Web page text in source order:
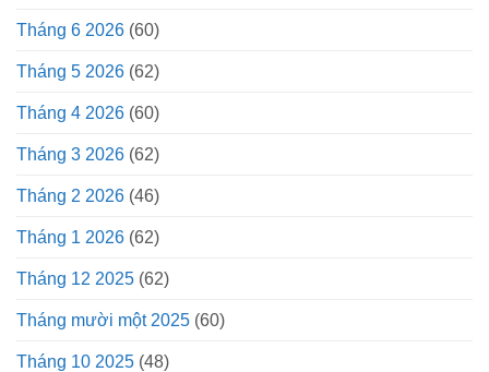
Tháng 6 2026 (60)
Tháng 5 2026 (62)
Tháng 4 2026 (60)
Tháng 3 2026 (62)
Tháng 2 2026 (46)
Tháng 1 2026 (62)
Tháng 12 2025 (62)
Tháng mười một 2025 (60)
Tháng 10 2025 (48)